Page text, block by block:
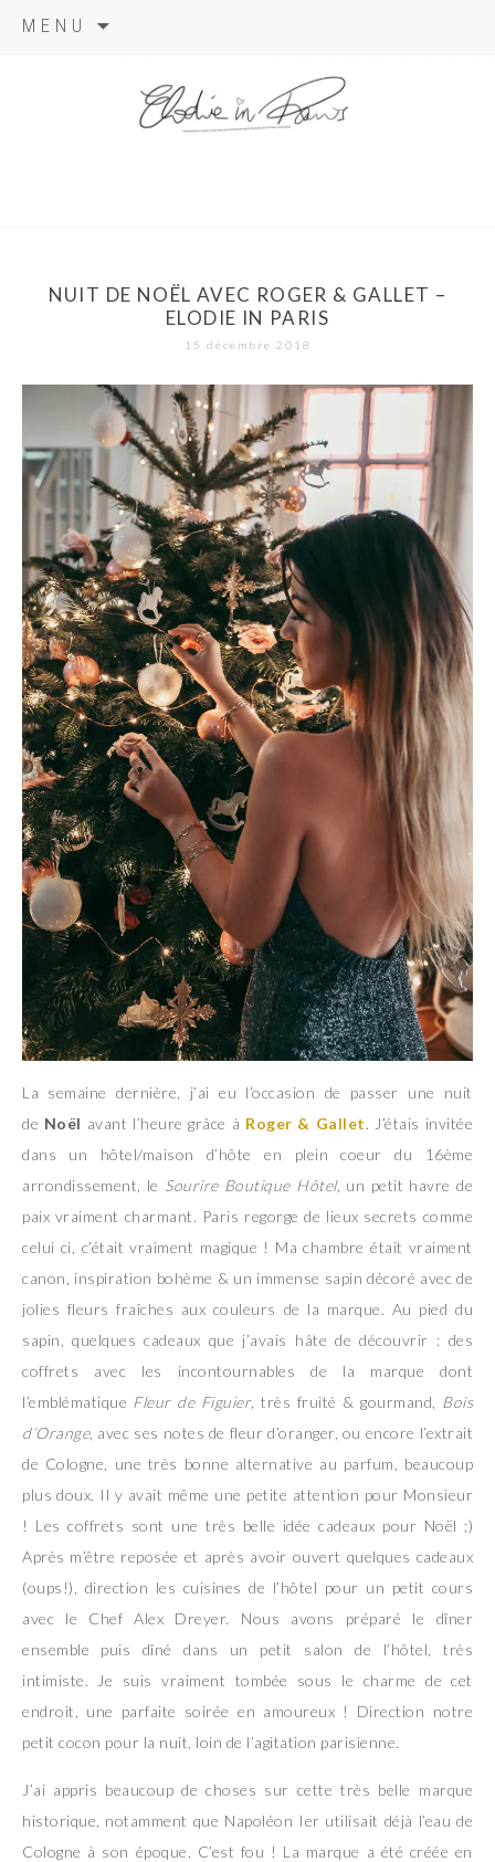
MENU
NUIT DE NOËL AVEC ROGER & GALLET –
ELODIE IN PARIS
15 décembre 2018
La semaine dernière, j’ai eu l’occasion de passer une nuit
de Noël avant l’heure grâce à Roger & Gallet. J’étais invitée
dans un hôtel/maison d’hôte en plein coeur du 16ème
arrondissement, le Sourire Boutique Hôtel, un petit havre de
paix vraiment charmant. Paris regorge de lieux secrets comme
celui ci, c’était vraiment magique ! Ma chambre était vraiment
canon, inspiration bohème & un immense sapin décoré avec de
jolies fleurs fraîches aux couleurs de la marque. Au pied du
sapin, quelques cadeaux que j’avais hâte de découvrir : des
coffrets avec les incontournables de la marque dont
l’emblématique Fleur de Figuier, très fruité & gourmand, Bois
d’Orange, avec ses notes de fleur d’oranger, ou encore l’extrait
de Cologne, une très bonne alternative au parfum, beaucoup
plus doux. Il y avait même une petite attention pour Monsieur
! Les coffrets sont une très belle idée cadeaux pour Noël ;)
Après m’être reposée et après avoir ouvert quelques cadeaux
(oups!), direction les cuisines de l’hôtel pour un petit cours
avec le Chef Alex Dreyer. Nous avons préparé le dîner
ensemble puis dîné dans un petit salon de l’hôtel, très
intimiste. Je suis vraiment tombée sous le charme de cet
endroit, une parfaite soirée en amoureux ! Direction notre
petit cocon pour la nuit, loin de l’agitation parisienne.
J’ai appris beaucoup de choses sur cette très belle marque
historique, notamment que Napoléon Ier utilisait déjà l’eau de
Cologne à son époque. C’est fou ! La marque a été créée en